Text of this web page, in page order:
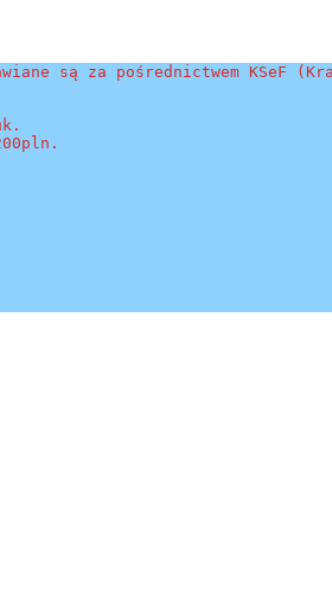
są za pośrednictwem KSeF